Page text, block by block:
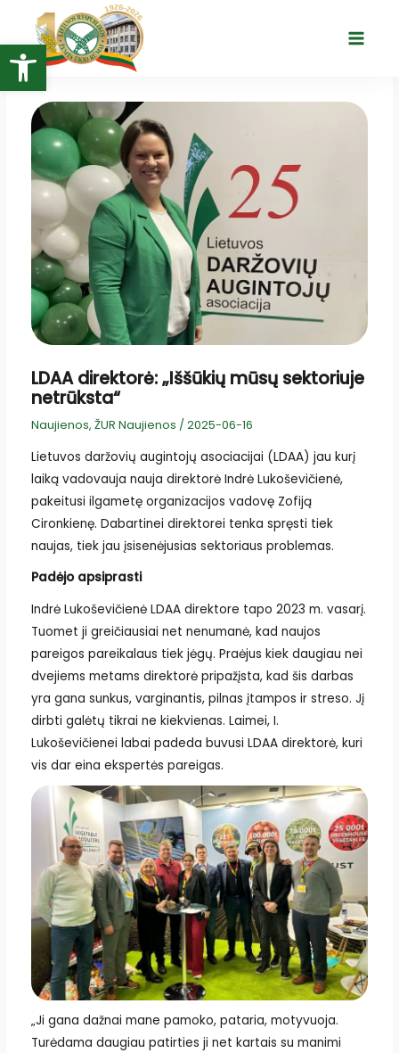
Open toolbar
turinio
Main
LDAA direktorė: „Iššūkių mūsų sektoriuje
netrūksta“
Naujienos, ŽUR Naujienos / 2025-06-16
Lietuvos daržovių augintojų asociacijai (LDAA) jau kurį
laiką vadovauja nauja direktorė Indrė Lukoševičienė,
pakeitusi ilgametę organizacijos vadovę Zofiją
Cironkienę. Dabartinei direktorei tenka spręsti tiek
naujas, tiek jau įsisenėjusias sektoriaus problemas.
Padėjo apsiprasti
Indrė Lukoševičienė LDAA direktore tapo 2023 m. vasarį.
Tuomet ji greičiausiai net nenumanė, kad naujos
pareigos pareikalaus tiek jėgų. Praėjus kiek daugiau nei
dvejiems metams direktorė pripažįsta, kad šis darbas
yra gana sunkus, varginantis, pilnas įtampos ir streso. Jį
dirbti galėtų tikrai ne kiekvienas. Laimei, I.
Lukoševičienei labai padeda buvusi LDAA direktorė, kuri
vis dar eina ekspertės pareigas.
„Ji gana dažnai mane pamoko, pataria, motyvuoja.
Turėdama daugiau patirties ji net kartais su manimi